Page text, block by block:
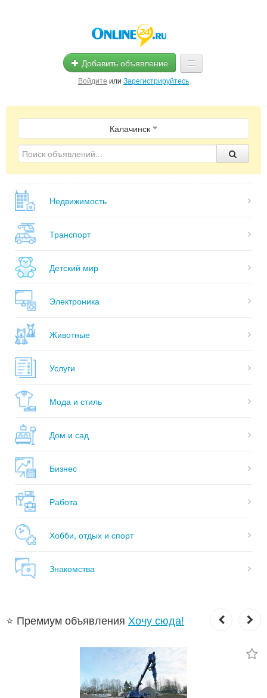
Добавить объявление
Войдите или Зарегистрируйтесь
Главная
Помощь
Калачинск
Недвижимость
Транспорт
Детский мир
Электроника
Животные
Услуги
Мода и стиль
Дом и сад
Бизнес
Работа
Хобби, отдых и спорт
Знакомства
⭐ Премиум объявления Хочу сюда!